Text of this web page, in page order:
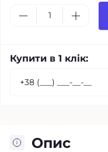
Купити в 1 клік:
Опис